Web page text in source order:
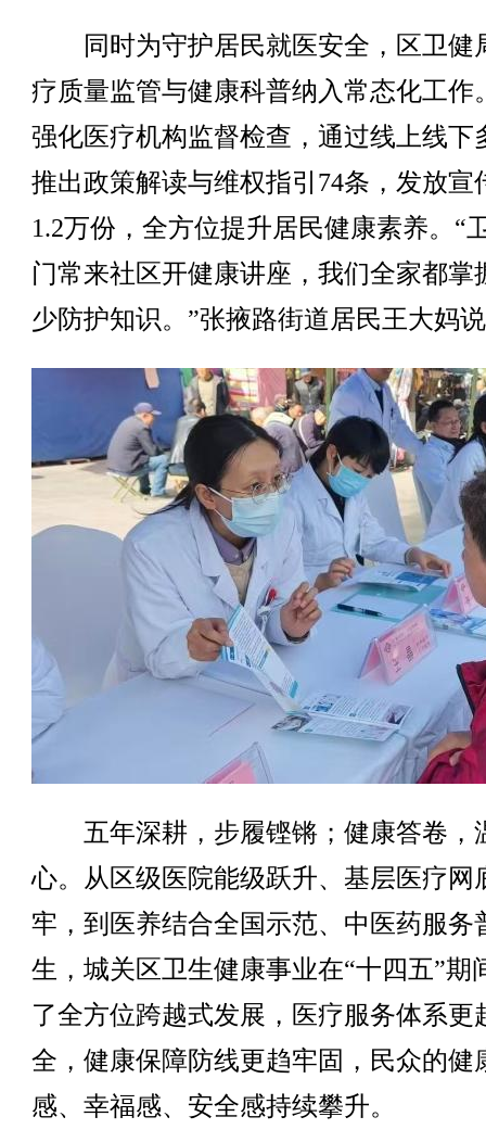
同时为守护居民就医安全，区卫健
疗质量监管与健康科普纳入常态化工作
强化医疗机构监督检查，通过线上线下
推出政策解读与维权指引74条，发放宣
1.2万份，全方位提升居民健康素养。“
门常来社区开健康讲座，我们全家都掌
少防护知识。”张掖路街道居民王大妈
五年深耕，步履铿锵；健康答卷，
心。从区级医院能级跃升、基层医疗网
牢，到医养结合全国示范、中医药服务
生，城关区卫生健康事业在“十四五”期
了全方位跨越式发展，医疗服务体系更
全，健康保障防线更趋牢固，民众的健
感、幸福感、安全感持续攀升。